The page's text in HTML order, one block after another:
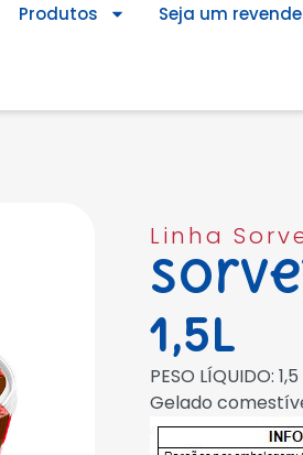
Produtos Seja um
Linha
1,5L
PESO LÍQUIDO:
Gelado